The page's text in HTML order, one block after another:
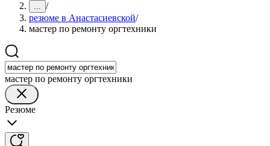
... /
резюме в Анастасиевской/
мастер по ремонту оргтехники
мастер по ремонту оргтехники
Резюме